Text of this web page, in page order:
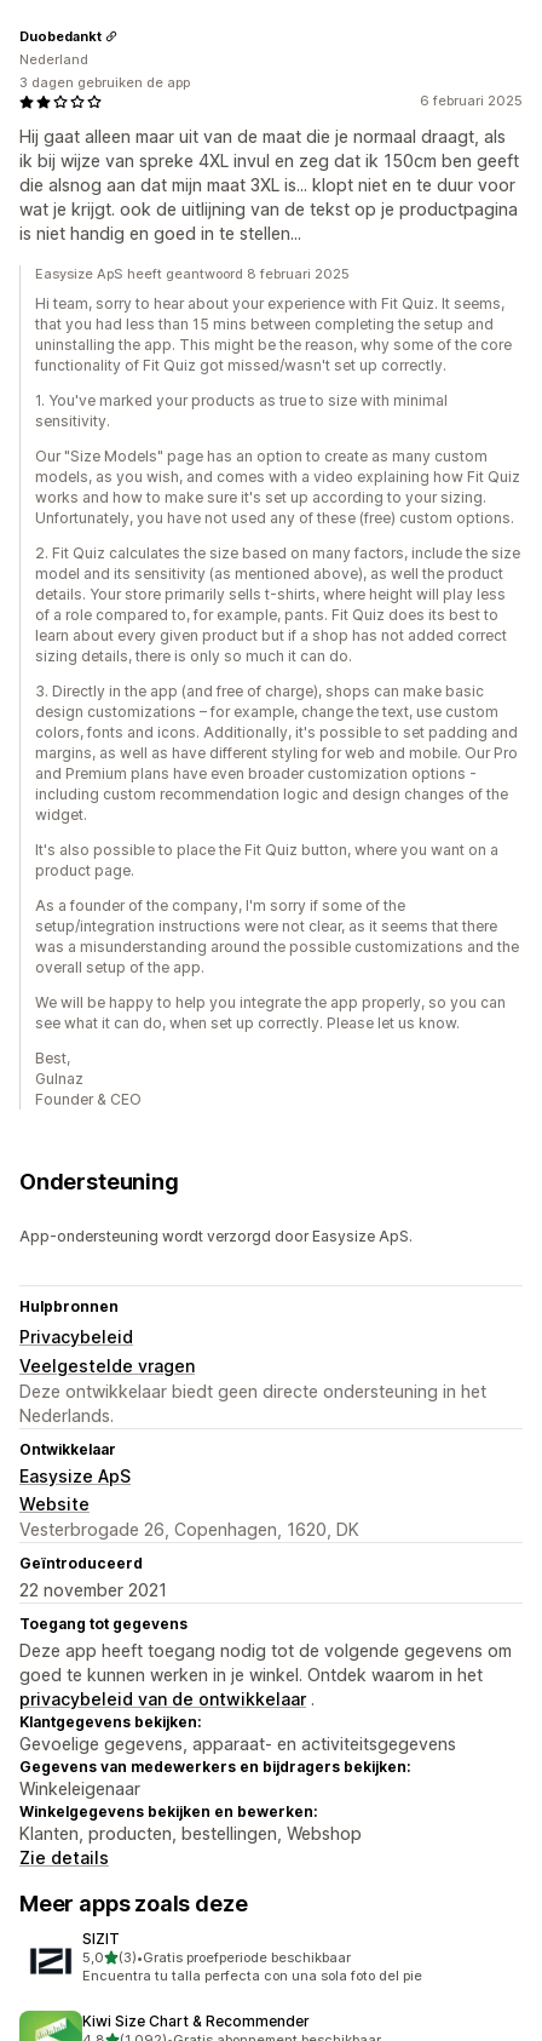
6 februari 2025
Hij gaat alleen maar uit van de maat die je normaal draagt, als
ik bij wijze van spreke 4XL invul en zeg dat ik 150cm ben geeft
die alsnog aan dat mijn maat 3XL is... klopt niet en te duur voor
wat je krijgt. ook de uitlijning van de tekst op je productpagina
is niet handig en goed in te stellen...
Duobedankt
Nederland
3 dagen gebruiken de app
Easysize ApS heeft geantwoord 8 februari 2025
Hi team, sorry to hear about your experience with Fit Quiz. It seems,
that you had less than 15 mins between completing the setup and
uninstalling the app. This might be the reason, why some of the core
functionality of Fit Quiz got missed/wasn't set up correctly.
1. You've marked your products as true to size with minimal
sensitivity.
Our "Size Models" page has an option to create as many custom
models, as you wish, and comes with a video explaining how Fit Quiz
works and how to make sure it's set up according to your sizing.
Unfortunately, you have not used any of these (free) custom options.
2. Fit Quiz calculates the size based on many factors, include the size
model and its sensitivity (as mentioned above), as well the product
details. Your store primarily sells t-shirts, where height will play less
of a role compared to, for example, pants. Fit Quiz does its best to
learn about every given product but if a shop has not added correct
sizing details, there is only so much it can do.
3. Directly in the app (and free of charge), shops can make basic
design customizations – for example, change the text, use custom
colors, fonts and icons. Additionally, it's possible to set padding and
margins, as well as have different styling for web and mobile. Our Pro
and Premium plans have even broader customization options -
including custom recommendation logic and design changes of the
widget.
It's also possible to place the Fit Quiz button, where you want on a
product page.
As a founder of the company, I'm sorry if some of the
setup/integration instructions were not clear, as it seems that there
was a misunderstanding around the possible customizations and the
overall setup of the app.
We will be happy to help you integrate the app properly, so you can
see what it can do, when set up correctly. Please let us know.
Best,
Gulnaz
Founder & CEO
Ondersteuning
App-ondersteuning wordt verzorgd door Easysize ApS.
Hulpbronnen
Privacybeleid
Veelgestelde vragen
Deze ontwikkelaar biedt geen directe ondersteuning in het
Nederlands.
Ontwikkelaar
Easysize ApS
Website
Vesterbrogade 26, Copenhagen, 1620, DK
Geïntroduceerd
22 november 2021
Toegang tot gegevens
Deze app heeft toegang nodig tot de volgende gegevens om
goed te kunnen werken in je winkel. Ontdek waarom in het
privacybeleid van de ontwikkelaar .
Klantgegevens bekijken:
Gevoelige gegevens, apparaat- en activiteitsgegevens
Gegevens van medewerkers en bijdragers bekijken:
Winkeleigenaar
Winkelgegevens bekijken en bewerken:
Klanten, producten, bestellingen, Webshop
Zie details
Meer apps zoals deze
SIZIT
5,0van 5 sterren
(3)
3 recensies in totaal
•Gratis proefperiode beschikbaar
Encuentra tu talla perfecta con una sola foto del pie
Kiwi Size Chart & Recommender